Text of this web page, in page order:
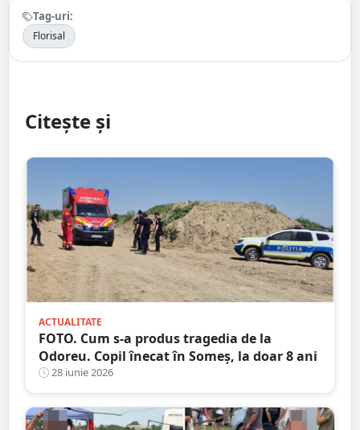
Tag-uri:
Florisal
Citește și
ACTUALITATE
FOTO. Cum s-a produs tragedia de la
Odoreu. Copil înecat în Someș, la doar 8 ani
28 iunie 2026